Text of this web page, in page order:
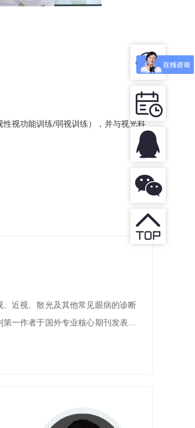
性视功能训练/弱视训练），并与视光科
近视、散光及其他常见眼病的诊断
一作者于国外专业核心期刊发表并